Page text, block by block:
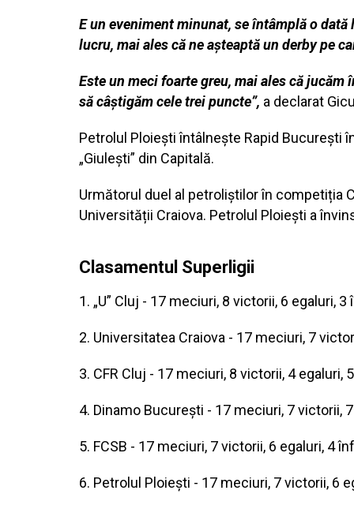
E un eveniment minunat, se întâmplă o
lucru, mai ales că ne așteaptă un derby pe
Este un meci foarte greu, mai ales că
să câștigăm cele trei puncte”, a declarat
Petrolul Ploiești întâlnește Rapid București
„Giulești” din Capitală.
Următorul duel al petroliștilor în competiția
Universității Craiova. Petrolul Ploiești a
Clasamentul Superligii
1. „U” Cluj - 17 meciuri, 8 victorii, 6 egaluri,
2. Universitatea Craiova - 17 meciuri, 7
3. CFR Cluj - 17 meciuri, 8 victorii, 4
4. Dinamo București - 17 meciuri, 7 victorii,
5. FCSB - 17 meciuri, 7 victorii, 6 egaluri, 4
6. Petrolul Ploiești - 17 meciuri, 7 victorii, 6